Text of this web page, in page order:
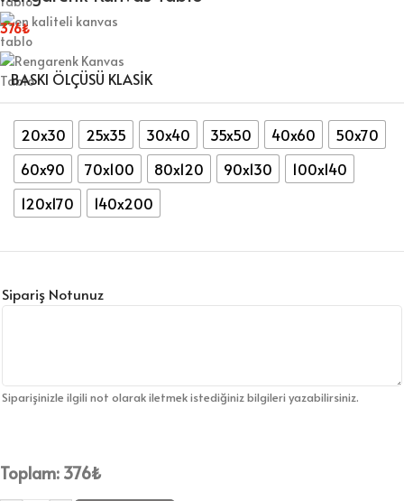
376₺
BASKI ÖLÇÜSÜ KLASIK
20x30 25x35 30x40 35x50 40x60
50x70
60x90
70x100 80x120 90x130
100x140
120x170
140x200
Sipariş Notunuz
Siparişinizle ilgili not olarak iletmek istediğiniz bilgileri yazabilirsiniz.
Toplam: 376₺